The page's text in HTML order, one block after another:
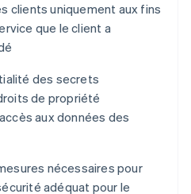
clients uniquement aux fins
que le client a
des secrets
de propriété
aux données des
nécessaires pour
adéquat pour le